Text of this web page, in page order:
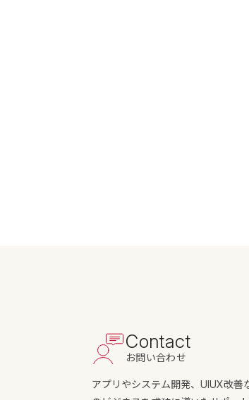
Contact
お問い合わせ
アプリやシステム開発、UIUX改善